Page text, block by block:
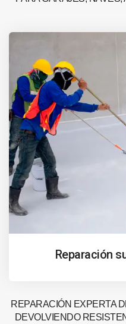
Reparación
REPARACIÓN EXPERTA
DEVOLVIENDO